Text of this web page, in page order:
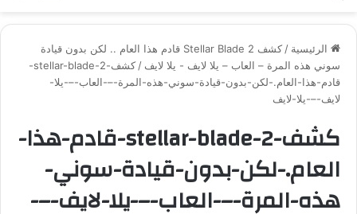
الرئيسية /
كشف Stellar Blade 2 قادم هذا العام .. لكن بدون قيادة
سوني هذه المرة – العاب – يلا لايف - يلا لايف /
كشف-stellar-blade-2-
قادم-هذا-العام.-لكن-بدون-قيادة-سوني-هذه-المرة-–-العاب-–-يلا-
لايف-–-يلا-لايف
كشف-stellar-blade-2-قادم-هذا-
العام.-لكن-بدون-قيادة-سوني-
هذه-المرة-–-العاب-–-يلا-لايف-–-